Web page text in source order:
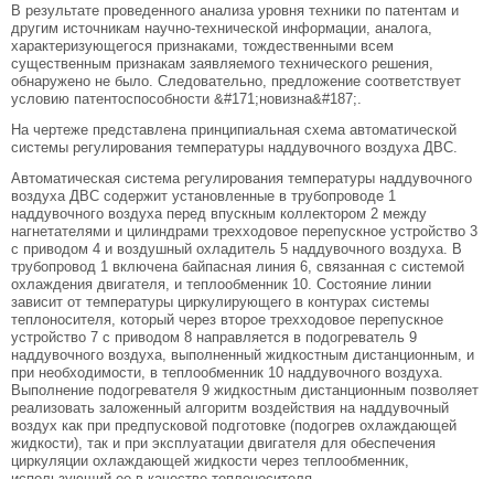
В результате проведенного анализа уровня техники по патентам и
другим источникам научно-технической информации, аналога,
характеризующегося признаками, тождественными всем
существенным признакам заявляемого технического решения,
обнаружено не было. Следовательно, предложение соответствует
условию патентоспособности &#171;новизна&#187;.
На чертеже представлена принципиальная схема автоматической
системы регулирования температуры наддувочного воздуха ДВС.
Автоматическая система регулирования температуры наддувочного
воздуха ДВС содержит установленные в трубопроводе 1
наддувочного воздуха перед впускным коллектором 2 между
нагнетателями и цилиндрами трехходовое перепускное устройство 3
с приводом 4 и воздушный охладитель 5 наддувочного воздуха. В
трубопровод 1 включена байпасная линия 6, связанная с системой
охлаждения двигателя, и теплообменник 10. Состояние линии
зависит от температуры циркулирующего в контурах системы
теплоносителя, который через второе трехходовое перепускное
устройство 7 с приводом 8 направляется в подогреватель 9
наддувочного воздуха, выполненный жидкостным дистанционным, и
при необходимости, в теплообменник 10 наддувочного воздуха.
Выполнение подогревателя 9 жидкостным дистанционным позволяет
реализовать заложенный алгоритм воздействия на наддувочный
воздух как при предпусковой подготовке (подогрев охлаждающей
жидкости), так и при эксплуатации двигателя для обеспечения
циркуляции охлаждающей жидкости через теплообменник,